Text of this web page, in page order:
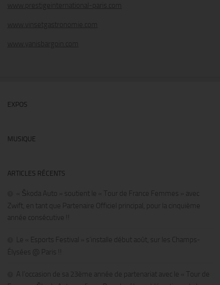
www.prestigeinternational-paris.com
www.vinsetgastronomie.com
www.yanisbargoin.com
EXPOS
MUSIQUE
ARTICLES RÉCENTS
« Škoda Auto » soutient le « Tour de France Femmes » avec
Zwift, en tant que Partenaire Officiel principal, pour la cinquième
année consécutive !!
Le « Esports Festival » s’installe début août, sur les Champs-
Élysées @ Paris !!
A l’occasion de sa 23ème année de partenariat avec le « Tour de